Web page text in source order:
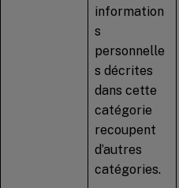
information
s
personnelle
s décrites
dans cette
catégorie
recoupent
d’autres
catégories.